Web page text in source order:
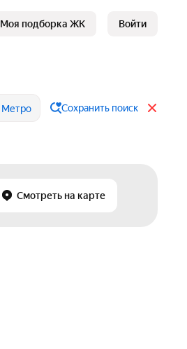
Моя подборка ЖК Войти
Метро Сохранить поиск
Смотреть на карте